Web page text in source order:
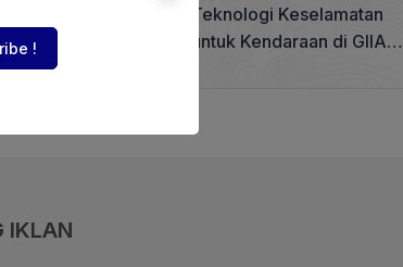
Teknologi Keselamatan
untuk Kendaraan di GIIAS
IKLAN
!